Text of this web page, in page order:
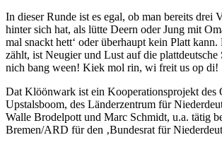
In dieser Runde ist es egal, ob man bereits drei
hinter sich hat, als lütte Deern oder Jung mit
mal snackt hett‘ oder überhaupt kein Platt
zählt, ist Neugier und Lust auf die plattdeutsche
nich bang ween! Kiek mol rin, wi freit us op di!
Dat Klöönwark ist ein Kooperationsprojekt des
Upstalsboom, des Länderzentrum für
Walle Brodelpott und Marc Schmidt, u.a. tätig
Bremen/ARD für den ‚Bundesrat für